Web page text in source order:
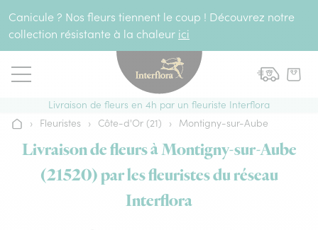
Canicule ? Nos fleurs tiennent le coup ! Découvrez notre
collection résistante à la chaleur ici
Livraison de fleurs en 4h par un fleuriste Interflora
Accueil
› Fleuristes › Côte-d'Or (21) › Montigny-sur-Aube
Livraison de fleurs à Montigny-sur-Aube
(21520) par les fleuristes du réseau
Interflora